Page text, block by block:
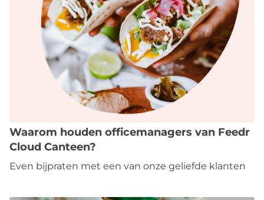
Waarom houden officemanagers van Feedr
Cloud Canteen?
Even bijpraten met een van onze geliefde klanten